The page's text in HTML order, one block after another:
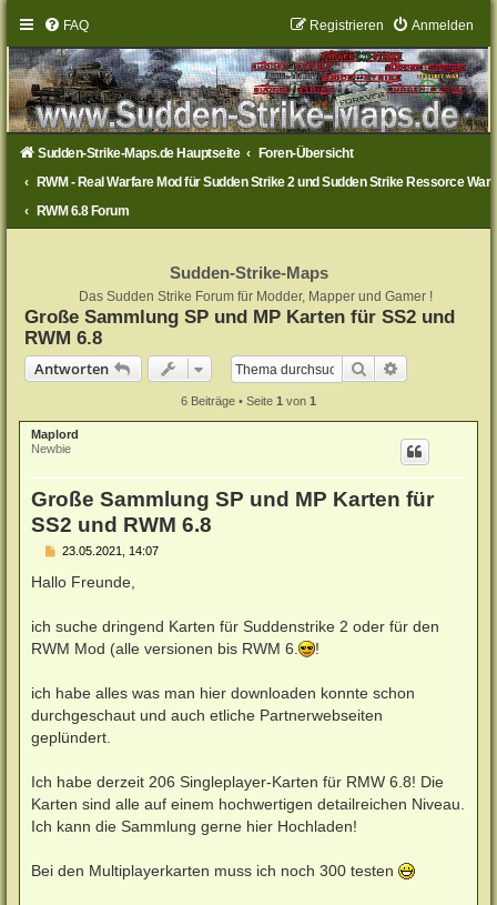
FAQ Anmelden
Registrieren
Sudden-Strike-Maps.de Hauptseite
Foren-Übersicht
RWM - Real Warfare Mod für Sudden Strike 2 und Sudden Strike Ressorce War
RWM 6.8 Forum
Sudden-Strike-Maps
Das Sudden Strike Forum für Modder, Mapper und Gamer !
Große Sammlung SP und MP Karten für SS2 und
RWM 6.8
Antworten
Suche
6 Beiträge • Seite 1 von 1
Maplord
Newbie
Große Sammlung SP und MP Karten für
SS2 und RWM 6.8
B
i
a
g
23.05.2021, 14:07
Hallo Freunde,
ich suche dringend Karten für Suddenstrike 2 oder für den
RWM Mod (alle versionen bis RWM 6.
!
ich habe alles was man hier downloaden konnte schon
durchgeschaut und auch etliche Partnerwebseiten
geplündert.
Ich habe derzeit 206 Singleplayer-Karten für RMW 6.8! Die
Karten sind alle auf einem hochwertigen detailreichen Niveau.
Ich kann die Sammlung gerne hier Hochladen!
Bei den Multiplayerkarten muss ich noch 300 testen